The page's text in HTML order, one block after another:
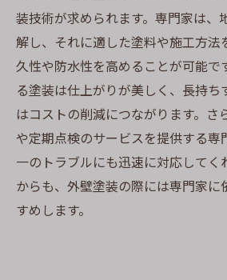
装技術が求められます。専門家は、
解し、それに適した塗料や施工方法
久性や防水性を高めることが可能で
る塗装は仕上がりが美しく、長持ち
はコストの削減につながります。さ
や定期点検のサービスを提供する専
一のトラブルにも迅速に対応してく
からも、外壁塗装の際には専門家に
すめします。